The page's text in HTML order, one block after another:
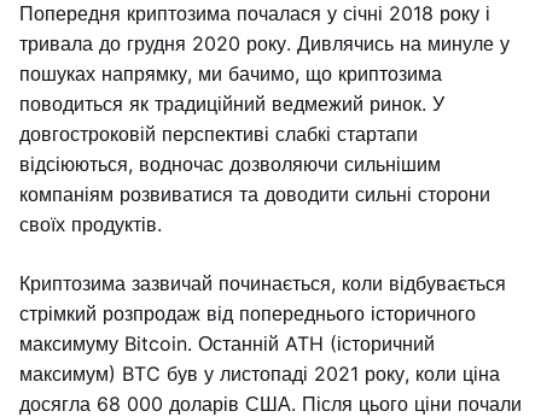
Попередня криптозима почалася у січні 2018 року і
тривала до грудня 2020 року. Дивлячись на минуле у
пошуках напрямку, ми бачимо, що криптозима
поводиться як традиційний ведмежий ринок. У
довгостроковій перспективі слабкі стартапи
відсіюються, водночас дозволяючи сильнішим
компаніям розвиватися та доводити сильні сторони
своїх продуктів.
Криптозима зазвичай починається, коли відбувається
стрімкий розпродаж від попереднього історичного
максимуму Bitcoin. Останній ATH (історичний
максимум) BTC був у листопаді 2021 року, коли ціна
досягла 68 000 доларів США. Після цього ціни почали